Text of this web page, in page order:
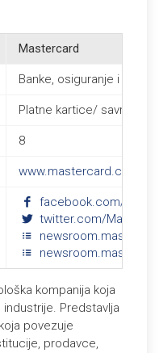
Mastercard
Banke, osiguranje i
Platne kartice/
8
www.mastercard.com/rs
facebook.com/
twitter.com/
kompanija koja
Predstavlja
povezuje
prodavce,